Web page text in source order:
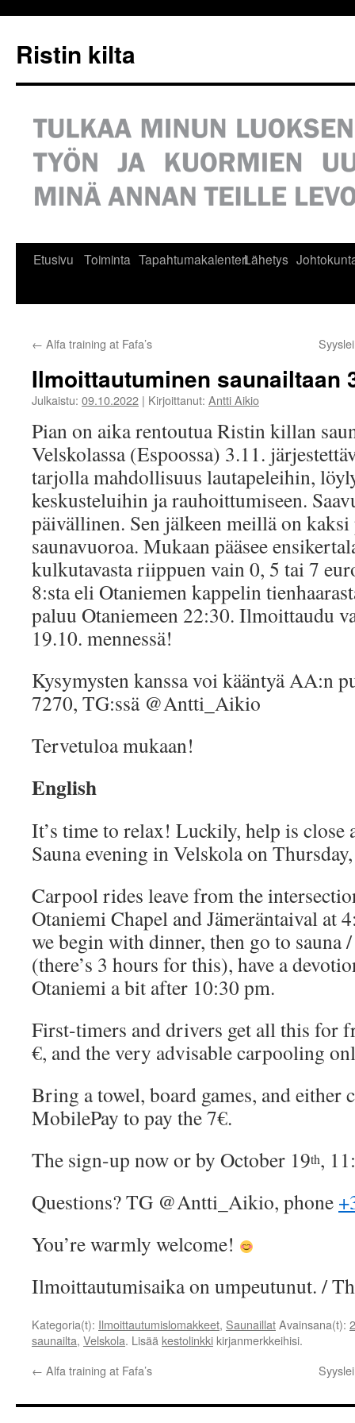
Ristin kilta
Etusivu Toiminta TapahtumakalenteriLähetys
← Alfa training at Fafa’s
Ilmoittautuminen saunailtaan
Julkaistu: 09.10.2022 | Kirjoittanut: Antti Aikio
Pian on aika rentoutua Ristin killan
Velskolassa (Espoossa) 3.11.
tarjolla mahdollisuus lautapeleihin,
keskusteluihin ja rauhoittumiseen.
päivällinen. Sen jälkeen meillä on
saunavuoroa. Mukaan pääsee
kulkutavasta riippuen vain 0, 5 tai 7
8:sta eli Otaniemen kappelin
paluu Otaniemeen 22:30. Ilmoittaudu
19.10. mennessä!
Kysymysten kanssa voi kääntyä AA:n
7270, TG:ssä @Antti_Aikio
Tervetuloa mukaan!
English
It’s time to relax! Luckily, help is close
Sauna evening in Velskola on
Carpool rides leave from the
Otaniemi Chapel and Jämeräntaival at
we begin with dinner, then go to sauna
(there’s 3 hours for this), have a
Otaniemi a bit after 10:30 pm.
First-timers and drivers get all this for
€, and the very advisable carpooling
Bring a towel, board games, and either
MobilePay to pay the 7€.
The sign-up now or by October 19th,
Questions? TG @Antti_Aikio, phone
You’re warmly welcome!
Ilmoittautumisaika on umpeutunut. /
Kategoria(t): Ilmoittautumislomakkeet, SaunaillatAvainsana(t):
saunailta, Velskola. Lisää kestolinkki kirjanmerkkeihisi.
← Alfa training at Fafa’s